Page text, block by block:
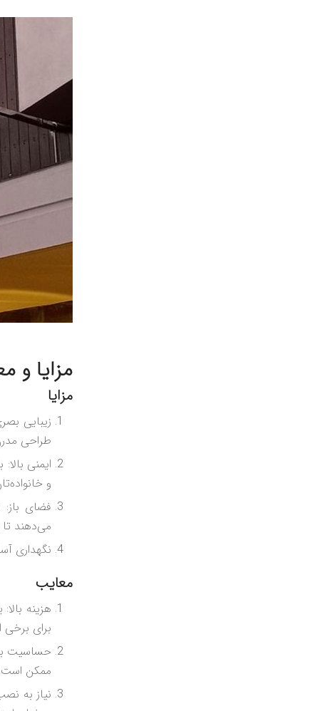
مزایا و
مزایا
زیبایی
طراحی
ایمنی
و
فضای
می‌دهند
نگهداری
معایب
هزینه
برای برخی
حساسیت
ممکن است
نیاز به